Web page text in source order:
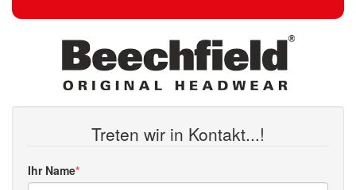
Treten wir in Kontakt...!
Ihr Name